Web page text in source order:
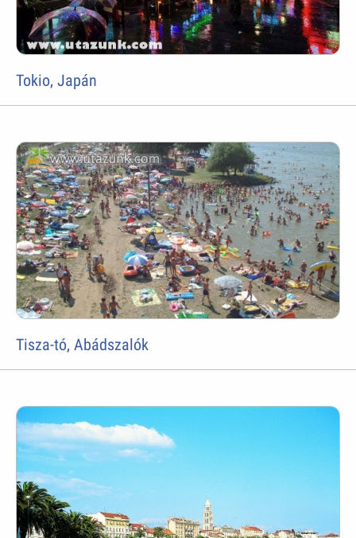
Tokio, Japán
Tisza-tó, Abádszalók